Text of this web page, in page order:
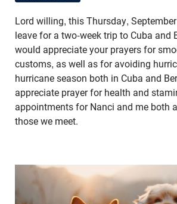
Lord willing, this Thursday,
leave for a two-week trip to Cuba and
would appreciate your prayers for
customs, as well as for avoiding
hurricane season both in Cuba and
appreciate prayer for health and
appointments for Nanci and me both
those we meet.